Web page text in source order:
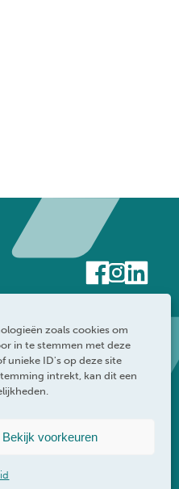
zoals cookies om
in te stemmen met deze
unieke ID's op deze site
intrekt, kan dit een
Bekijk voorkeuren